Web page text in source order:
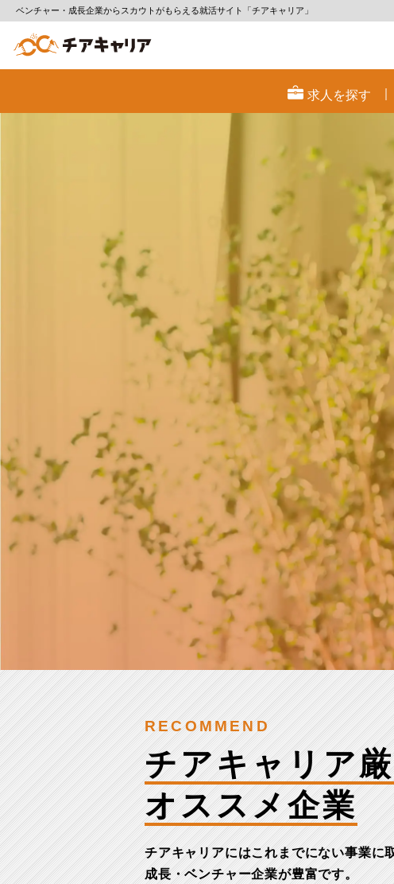
ベンチャー・成長企業からスカウトがもらえる就活サイト「チアキャリア」
ャ
企
業
と
ス
就
求人を探す
働く
人生
成
ス
新卒の方は
RECOMMEND
チアキャリア
オススメ企業
チアキャリアにはこれまでにない事業に
成長・ベンチャー企業が豊富です。